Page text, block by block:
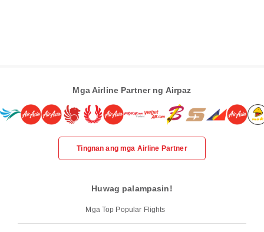
Mga Airline Partner ng Airpaz
Tingnan ang mga Airline Partner
Huwag palampasin!
Mga Top Popular Flights